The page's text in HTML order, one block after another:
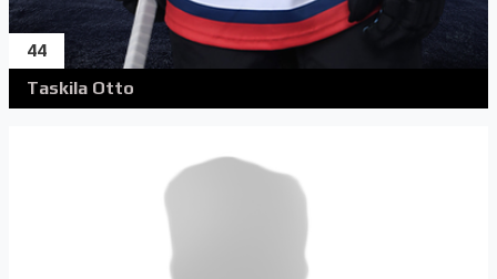
44
Taskila Otto